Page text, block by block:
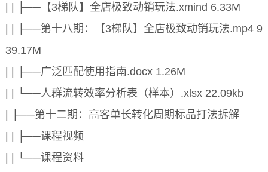
| | ├──【3梯队】全店极致动销玩法.xmind 6.33M
| | ├──第十八期：【3梯队】全店极致动销玩法.mp4 9
39.17M
| | ├──广泛匹配使用指南.docx 1.26M
| | └──人群流转效率分析表（样本）.xlsx 22.09kb
| ├──第十二期：高客单长转化周期标品打法拆解
| | ├──课程视频
| | └──课程资料